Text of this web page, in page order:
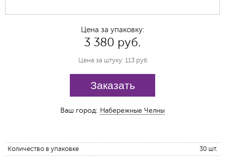
Цена за упаковку:
3 380 руб.
Цена за штуку: 113 руб
Заказать
Ваш город: Набережные Челны
Количество в упаковке
30 шт.